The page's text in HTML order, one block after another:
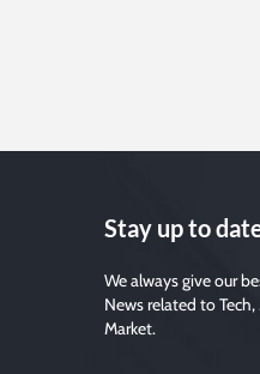
Stay up to
We always give our
News related to
Market.